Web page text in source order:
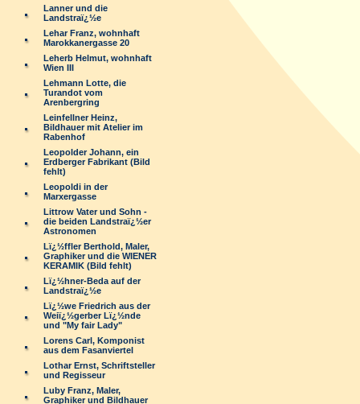
Lanner und die
Landstraï¿½e
Lehar Franz, wohnhaft
Marokkanergasse 20
Leherb Helmut, wohnhaft
Wien III
Lehmann Lotte, die
Turandot vom
Arenbergring
Leinfellner Heinz,
Bildhauer mit Atelier im
Rabenhof
Leopolder Johann, ein
Erdberger Fabrikant (Bild
fehlt)
Leopoldi in der
Marxergasse
Littrow Vater und Sohn -
die beiden Landstraï¿½er
Astronomen
Lï¿½ffler Berthold, Maler,
Graphiker und die WIENER
KERAMIK (Bild fehlt)
Lï¿½hner-Beda auf der
Landstraï¿½e
Lï¿½we Friedrich aus der
Weiï¿½gerber Lï¿½nde
und "My fair Lady"
Lorens Carl, Komponist
aus dem Fasanviertel
Lothar Ernst, Schriftsteller
und Regisseur
Luby Franz, Maler,
Graphiker und Bildhauer